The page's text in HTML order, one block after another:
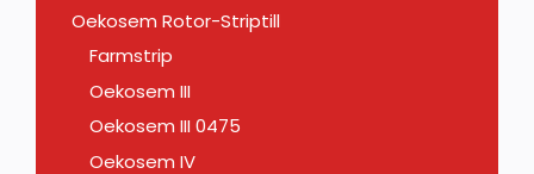
Oekosem Rotor-Striptill
Farmstrip
Oekosem III
Oekosem III 0475
Oekosem IV